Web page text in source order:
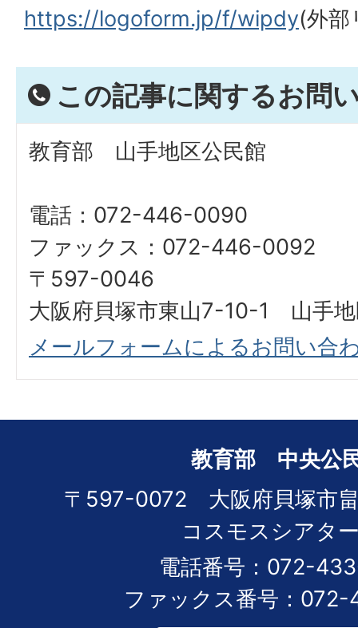
https://logoform.jp/f/wipdy(外
この記事に関するお問
教育部 山手地区公民館
電話：072-446-0090
ファックス：072-446-0092
〒597-0046
大阪府貝塚市東山7-10-1 山手地
メールフォームによるお問い合
教育部 中央公
〒597-0072 大阪府貝塚市畠
コスモスシアタ
電話番号：072-
ファックス番号：